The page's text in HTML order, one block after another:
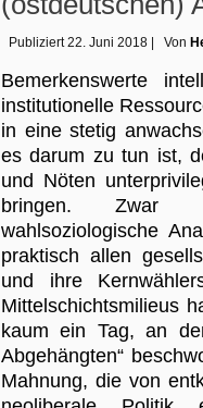
Publiziert 22. Juni 2018 Von
Bemerkenswerte
institutionelle
in eine stetig
es darum zu tun ist,
und Nöten
bringen. Zwar
wahlsoziologische
praktisch allen
und ihre
Mittelschichtsmilieus
kaum ein Tag, an
Abgehängten“
Mahnung, die von